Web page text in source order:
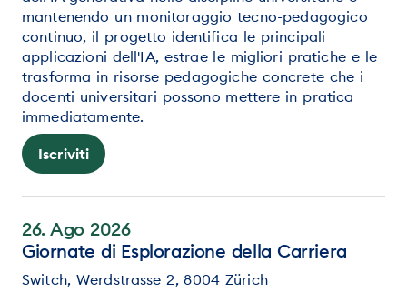
mantenendo un monitoraggio tecno-pedagogico
continuo, il progetto identifica le principali
applicazioni dell'IA, estrae le migliori pratiche e le
trasforma in risorse pedagogiche concrete che i
docenti universitari possono mettere in pratica
immediatamente.
Iscriviti
26. Ago 2026
Giornate di Esplorazione della Carriera
Switch, Werdstrasse 2, 8004 Zürich